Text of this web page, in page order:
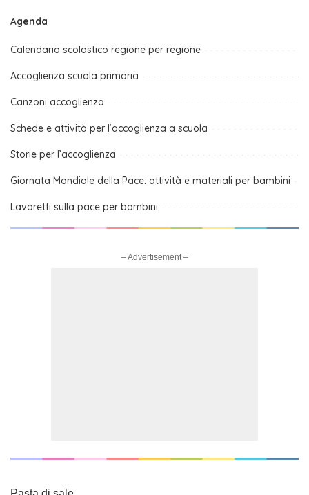
Agenda
Calendario scolastico regione per regione
Accoglienza scuola primaria
Canzoni accoglienza
Schede e attività per l’accoglienza a scuola
Storie per l’accoglienza
Giornata Mondiale della Pace: attività e materiali per bambini
Lavoretti sulla pace per bambini
– Advertisement –